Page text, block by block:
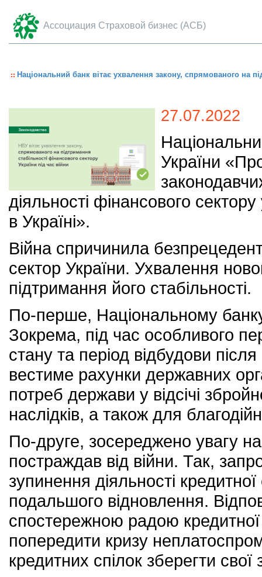
Ассоциация Страховой бизнес (АСБ)
Національний банк вітає ухвалення закону, спрямованого на
27.07.2022
України
діяльності фінансового
в Україні».
Війна спричинила
сектор України. Ухвалення
підтримання його стабільності.
По-перше, Національному
Зокрема, під час особливого
стану та період відбудови
вестиме рахунки державних
потреб держави у відсічі
наслідків, а також для
По-друге, зосереджено увагу
постраждав від війни. Так,
зупинення діяльності
подальшого відновлення.
спостережною радою кредитної
попередити кризу
кредитних спілок зберегти